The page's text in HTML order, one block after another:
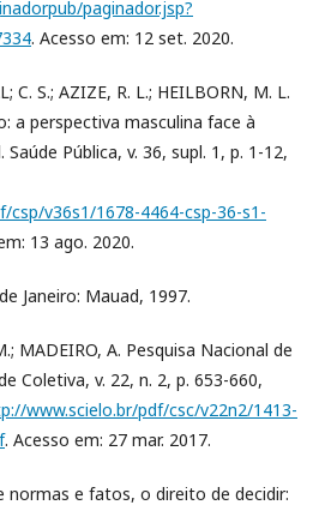
paginador.jsp?
. Acesso em: 12 set. 2020.
C. S.; AZIZE, R. L.; HEILBORN, M. L.
a perspectiva masculina face à
Pública, v. 36, supl. 1, p. 1-12,
v36s1/1678-4464-csp-36-s1-
13 ago. 2020.
Janeiro: Mauad, 1997.
MADEIRO, A. Pesquisa Nacional de
Coletiva, v. 22, n. 2, p. 653-660,
www.scielo.br/pdf/csc/v22n2/1413-
. Acesso em: 27 mar. 2017.
normas e fatos, o direito de decidir: